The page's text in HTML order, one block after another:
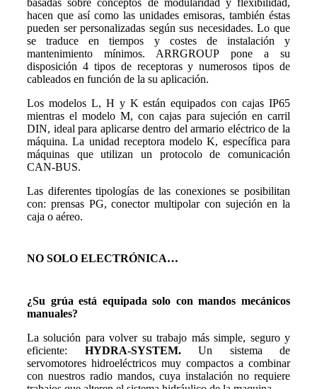
basadas sobre conceptos de modularidad y flexibilidad,
hacen que así como las unidades emisoras, también éstas
pueden ser personalizadas según sus necesidades. Lo que
se traduce en tiempos y costes de instalación y
mantenimiento mínimos. ARRGROUP pone a su
disposición 4 tipos de receptoras y numerosos tipos de
cableados en función de la su aplicación.
Los modelos L, H y K están equipados con cajas IP65
mientras el modelo M, con cajas para sujeción en carril
DIN, ideal para aplicarse dentro del armario eléctrico de la
máquina. La unidad receptora modelo K, específica para
máquinas que utilizan un protocolo de comunicación
CAN-BUS.
Las diferentes tipologías de las conexiones se posibilitan
con: prensas PG, conector multipolar con sujeción en la
caja o aéreo.
NO SOLO ELECTRÓNICA…
¿Su grúa está equipada solo con mandos mecánicos
manuales?
La solución para volver su trabajo más simple, seguro y
eficiente: HYDRA-SYSTEM.Un sistema de
servomotores hidroeléctricos muy compactos a combinar
con nuestros radio mandos, cuya instalación no requiere